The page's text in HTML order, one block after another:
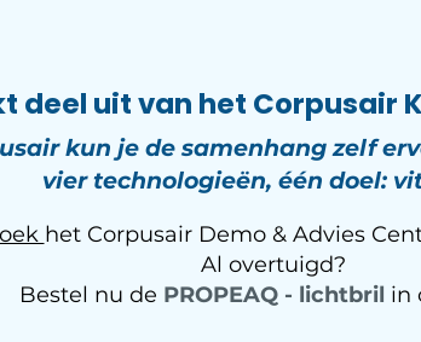
deel uit van het Corpusair
kun je de samenhang zelf
vier technologieën, één doel:
het Corpusair Demo & Advies
Al overtuigd?
Bestel nu de PROPEAQ - lichtbril in